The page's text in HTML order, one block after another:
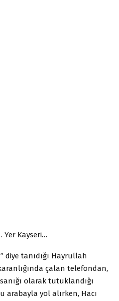
Yer Kayseri…
diye tanıdığı Hayrullah
çalan telefondan,
olarak tutuklandığı
arabayla yol alırken, Hacı